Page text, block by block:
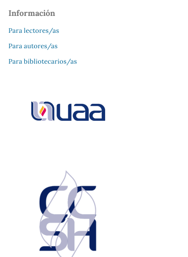
Información
Para lectores/as
Para autores/as
Para bibliotecarios/as